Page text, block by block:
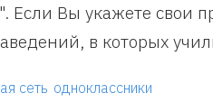
Если Вы укажете свои
в которых
сеть одноклассники